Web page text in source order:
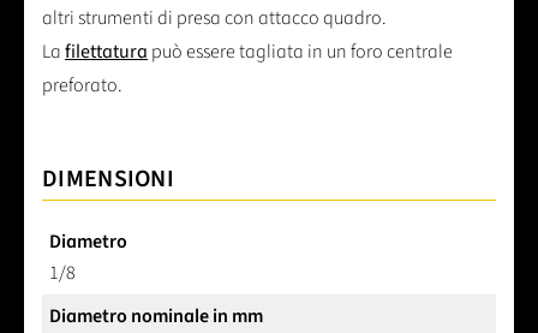
altri strumenti di presa con attacco quadro.
Lafilettaturapuò essere tagliata in un foro centrale
preforato.
DIMENSIONI
Diametro
1/8
Diametro nominale in mm